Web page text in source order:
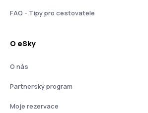
FAQ - Tipy pro cestovatele
O eSky
O nás
Partnerský program
Moje rezervace